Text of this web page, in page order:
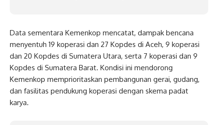
Data sementara Kemenkop mencatat, dampak bencana
menyentuh 19 koperasi dan 27 Kopdes di Aceh, 9 koperasi
dan 20 Kopdes di Sumatera Utara, serta 7 koperasi dan 9
Kopdes di Sumatera Barat. Kondisi ini mendorong
Kemenkop memprioritaskan pembangunan gerai, gudang,
dan fasilitas pendukung koperasi dengan skema padat
karya.